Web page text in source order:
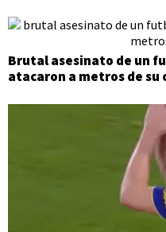
Brutal asesinato de un
atacaron a metros de su